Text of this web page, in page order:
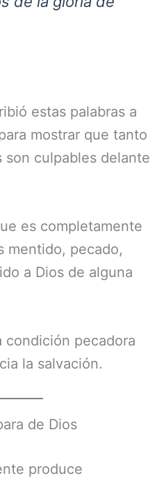
estas palabras a
mostrar que tanto
culpables delante
es completamente
mentido, pecado,
a Dios de alguna
condición pecadora
la salvación.
de Dios
produce